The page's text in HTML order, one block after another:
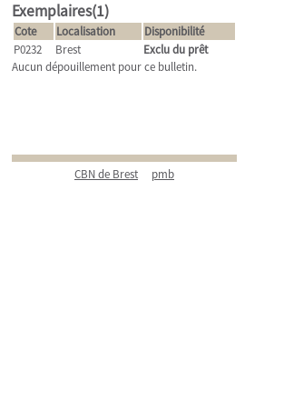
Exemplaires(1)
Cote Localisation
Disponibilité
P0232
Brest
Exclu du prêt
Aucun dépouillement pour ce bulletin.
CBN de Brest pmb